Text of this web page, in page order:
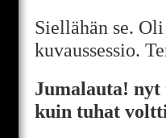
Siellähän se.
kuvaussessio.
Jumalauta! nyt
kuin tuhat